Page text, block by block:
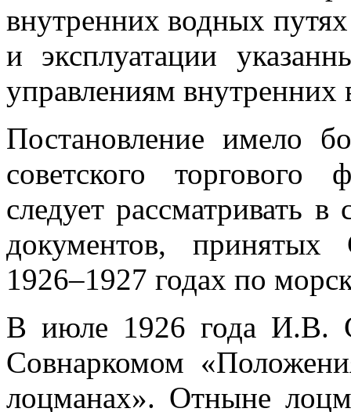
внутренних водных
и эксплуатации
управлениям внутренних
Постановление имело
советского торгового
следует рассматривать
документов, принятых
1926–1927 годах по
В июле 1926 года И.В.
Совнаркомом
лоцманах». Отныне